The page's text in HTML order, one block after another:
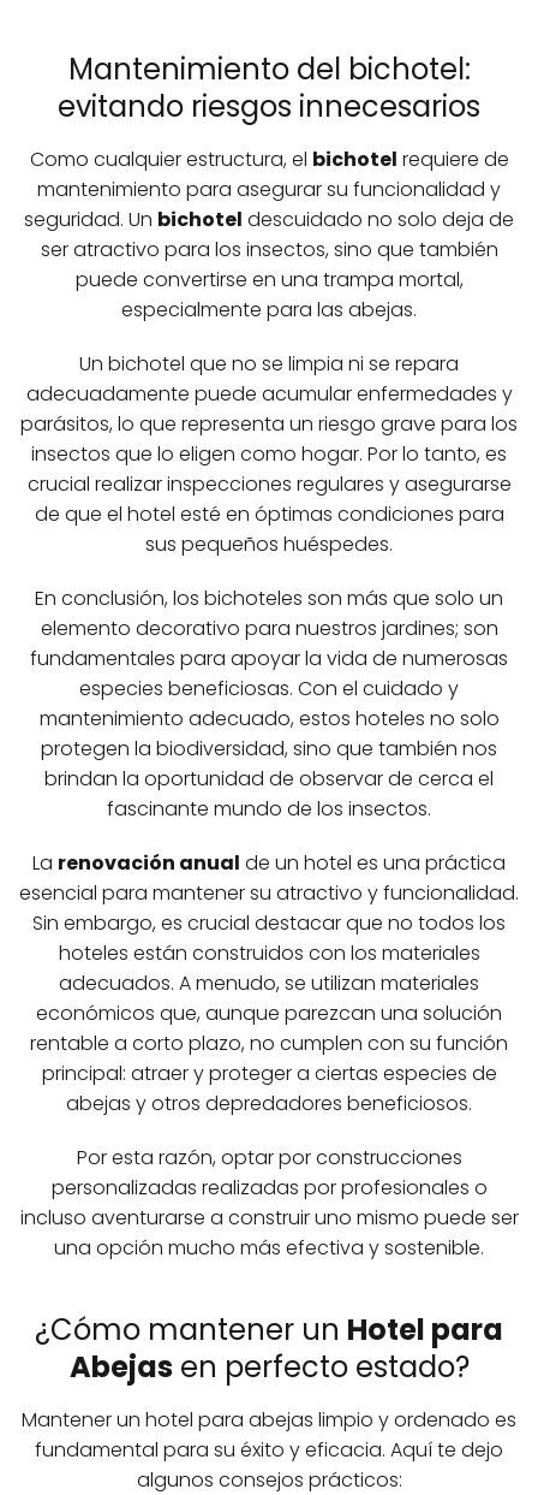
Mantenimiento del bichotel:
evitando riesgos innecesarios
Como cualquier estructura, el bichotel requiere de
mantenimiento para asegurar su funcionalidad y
seguridad. Un bichotel descuidado no solo deja de
ser atractivo para los insectos, sino que también
puede convertirse en una trampa mortal,
especialmente para las abejas.
Un bichotel que no se limpia ni se repara
adecuadamente puede acumular enfermedades y
parásitos, lo que representa un riesgo grave para los
insectos que lo eligen como hogar. Por lo tanto, es
crucial realizar inspecciones regulares y asegurarse
de que el hotel esté en óptimas condiciones para
sus pequeños huéspedes.
En conclusión, los bichoteles son más que solo un
elemento decorativo para nuestros jardines; son
fundamentales para apoyar la vida de numerosas
especies beneficiosas. Con el cuidado y
mantenimiento adecuado, estos hoteles no solo
protegen la biodiversidad, sino que también nos
brindan la oportunidad de observar de cerca el
fascinante mundo de los insectos.
La renovación anual de un hotel es una práctica
esencial para mantener su atractivo y funcionalidad.
Sin embargo, es crucial destacar que no todos los
hoteles están construidos con los materiales
adecuados. A menudo, se utilizan materiales
económicos que, aunque parezcan una solución
rentable a corto plazo, no cumplen con su función
principal: atraer y proteger a ciertas especies de
abejas y otros depredadores beneficiosos.
Por esta razón, optar por construcciones
personalizadas realizadas por profesionales o
incluso aventurarse a construir uno mismo puede ser
una opción mucho más efectiva y sostenible.
¿Cómo mantener un Hotel para
Abejasen perfecto estado?
Mantener un hotel para abejas limpio y ordenado es
fundamental para su éxito y eficacia. Aquí te dejo
algunos consejos prácticos: